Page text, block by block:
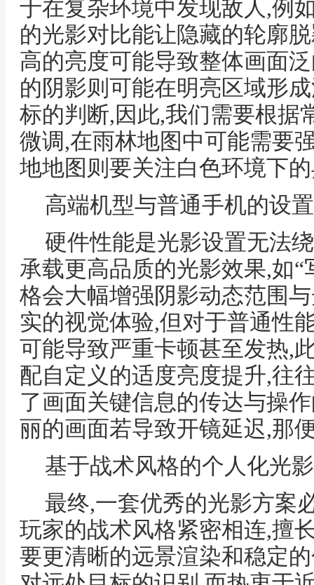
于在复杂环境中发现敌人,例
的光影对比能让隐藏的轮廓
高的亮度可能导致整体画面
的阴影则可能在明亮区域形
标的判断,因此,我们需要根据
微调,在雨林地图中可能需要
地地图则要关注白色环境下
高端机型与普通手机的设
硬件性能是光影设置无法
承载更高品质的光影效果,如“
格会大幅增强阴影动态范围
实的视觉体验,但对于普通性
可能导致严重卡顿甚至发热,
配自定义的适度亮度提升,往
了画面关键信息的传达与操
丽的画面若导致开镜延迟,那
基于战术风格的个人化光
最终,一套优秀的光影方案
玩家的战术风格紧密相连,擅
要更清晰的远景渲染和稳定